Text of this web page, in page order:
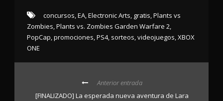
concursos,EA,Electronic Arts, gratis,Plants vs
Zombies,Plants vs. Zombies Garden Warfare 2,
PopCap,promociones,PS4, sorteos,videojuegos,XBOX
ONE
Anterior entrada
[FINALIZADO] La esperada nueva aventura de Lara